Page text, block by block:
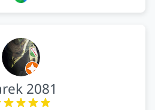
2081